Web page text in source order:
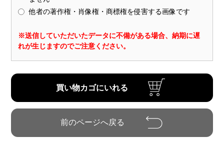
他者の著作権・肖像権・商標権を侵害する画像です
※送信していただいたデータに不備がある場合、納期に遅
れが生じますのでご注意ください。